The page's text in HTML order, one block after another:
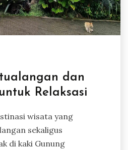
dan
Relaksasi
wisata yang
sekaligus
di kaki Gunung